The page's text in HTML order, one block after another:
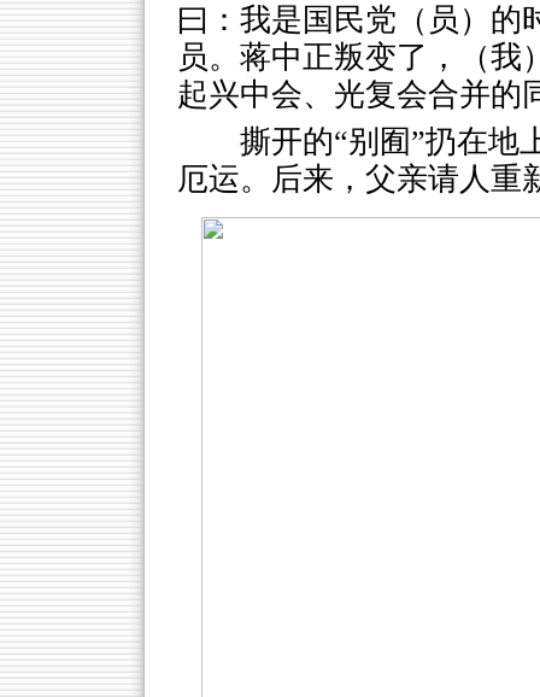
曰：我是国民党（员）的
员。蒋中正叛变了，（我
起兴中会、光复会合并的
撕开的“别囿”扔在地
厄运。后来，父亲请人重